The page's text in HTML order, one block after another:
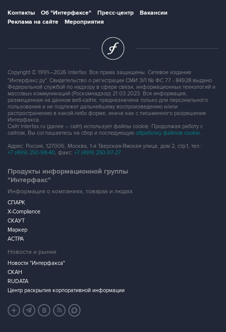
Контакты Об "Интерфаксе" Пресс-центр
Вакансии
Реклама на сайте
Мероприятия
Copyright © 1991—2026 Interfax. Все права защищены. Сетевое издание
"Интерфакс.ру". Свидетельство о регистрации СМИ ЭЛ № ФС 77 - 84928 выдано
Федеральной службой по надзору в сфере связи, информационных технологий и
массовых коммуникаций (Роскомнадзор) 21.03.2023. Вся информация,
размещенная на данном веб-сайте, предназначена только для персонального
пользования и не подлежит дальнейшему воспроизведению и/или
распространению в какой-либо форме, иначе как с письменного разрешения
Интерфакса.
Сайт Interfax.ru (далее – сайт) использует файлы cookie. Продолжая работу с
сайтом, Вы соглашаетесь на сбор и последующую обработку файлов cookie.
Адрес: Россия, 127006, Москва, 1-я Тверская-Ямская улица, дом 2, стр.1, тел.:
+7 (499) 250-98-40, факс: +7 (499) 250-97-27
Продукты информационной группы
"Интерфакс"
Информация о компаниях, товарах и людях
СПАРК
X-Compliance
СКАУТ
Маркер
АСТРА
Новости и рынки
Новости "Интерфакса"
СКАН
RUDATA
Центр раскрытия корпоративной информации